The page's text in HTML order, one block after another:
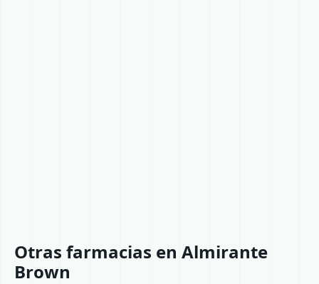
Otras farmacias en Almirante
Brown